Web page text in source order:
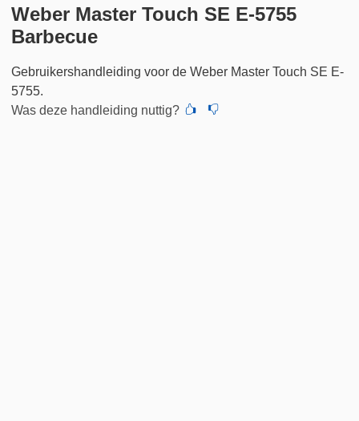
Weber Master Touch SE E-5755
Barbecue
Gebruikershandleiding voor de Weber Master Touch SE E-
5755.
Was deze handleiding nuttig?